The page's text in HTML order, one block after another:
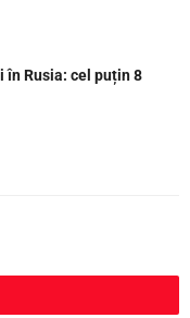
în Rusia: cel puțin 8